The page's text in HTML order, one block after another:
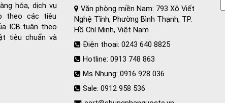
hóa, dịch vụ
theo các tiêu
ICB tuân theo
tiêu chuẩn và
Văn phòng miền Nam: 793 Xô Viết
Nghệ Tĩnh, Phường Bình Thạnh, TP.
Hồ Chí Minh, Việt Nam
Điện thoại: 0243 640 8825
Hotline: 0913 748 863
Ms Nhung: 0916 928 036
Sale: 0912 958 536